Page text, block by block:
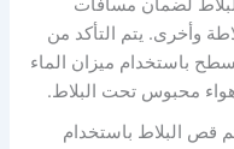
لضمان مسافات
وأخرى. يتم التأكد من
باستخدام ميزان الماء
محبوس تحت البلاط.
قص البلاط باستخدام